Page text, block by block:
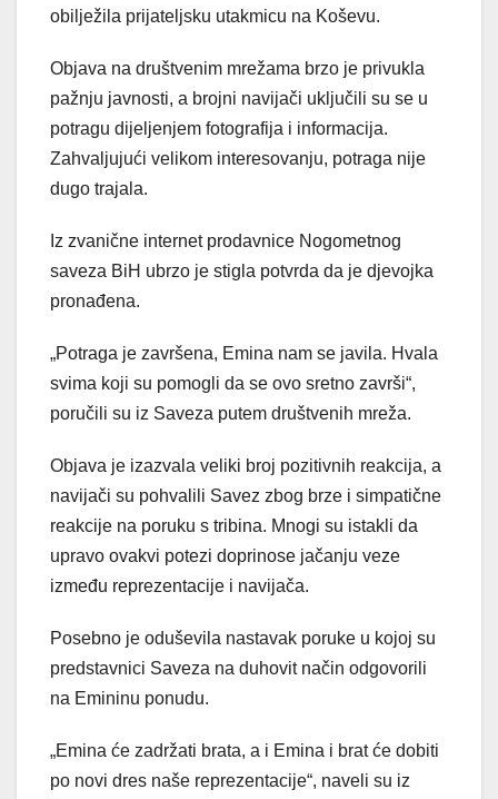
obilježila prijateljsku utakmicu na Koševu.
Objava na društvenim mrežama brzo je privukla
pažnju javnosti, a brojni navijači uključili su se u
potragu dijeljenjem fotografija i informacija.
Zahvaljujući velikom interesovanju, potraga nije
dugo trajala.
Iz zvanične internet prodavnice Nogometnog
saveza BiH ubrzo je stigla potvrda da je djevojka
pronađena.
„Potraga je završena, Emina nam se javila. Hvala
svima koji su pomogli da se ovo sretno završi“,
poručili su iz Saveza putem društvenih mreža.
Objava je izazvala veliki broj pozitivnih reakcija, a
navijači su pohvalili Savez zbog brze i simpatične
reakcije na poruku s tribina. Mnogi su istakli da
upravo ovakvi potezi doprinose jačanju veze
između reprezentacije i navijača.
Posebno je oduševila nastavak poruke u kojoj su
predstavnici Saveza na duhovit način odgovorili
na Emininu ponudu.
„Emina će zadržati brata, a i Emina i brat će dobiti
po novi dres naše reprezentacije“, naveli su iz